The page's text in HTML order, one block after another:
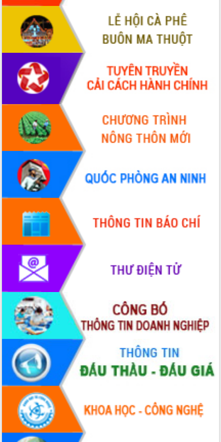
Đắk Lắk công bố Quy hoạch và xúc
tiến đầu tư tỉnh
Ngành cá ngừ Đắk Lắk chủ động thích
ứng để giữ vững thị trường xuất khẩu
Diễn đàn Kinh tế tư nhân Việt Nam đột
phá cơ chế - Hợp tác công tư
Đề án 06 tạo bước ngoặt đột phá trong
cải cách hành chính tỉnh Đắk Lắk
Kết nối tour, đẩy mạnh chuyển đổi số
để phát triển du lịch Đắk Lắk
Khởi động Dự án Đầu tư xây dựng hạ
tầng kỹ thuật Cụm công nghiệp Tân
Gặp mặt các cơ quan báo chí nhân Kỷ
niệm 101 năm Ngày Báo chí Cách
mạng Việt Nam
Đắk Lắk sơ kết 4 năm triển khai thực
hiện Đề án 06 của Chính phủ
Họp báo thông tin về Hội nghị Công bố
Quy hoạch và Xúc tiến đầu tư tỉnh Đắk
Khơi thông điểm nghẽn, đẩy nhanh
giải ngân vốn khắc phục thiên tai
HĐND tỉnh thông qua điều chỉnh Quy
hoạch tỉnh thời kỳ 2021-2030
Hội thảo góp ý hồ sơ điều chỉnh quy
hoạch tỉnh Đắk Lắk thời kỳ 2021-2030,
tầm nhìn đến năm 2050
Nâng cao hiệu quả hoạt động của các
doanh nghiệp nhà nước
Hội nghị triển khai kết nối mạng
truyền số liệu chuyên dùng phục vụ cơ
quan Đảng, Nhà nước
Lễ phát động chuỗi hoạt động chung
tay làm sạch môi trường
Xã Ea Kar bước chuyển mình trong
công tác cải cách hành chính mô hình
mới
UBND tỉnh họp báo định kỳ tháng 4
năm 2026